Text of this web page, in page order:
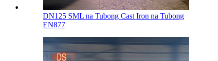
DN125 SML na Tubong Cast Iron na Tubong
EN877